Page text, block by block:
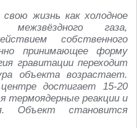
свою жизнь как холодное
межзвёздного газа,
собственного
принимающее форму
гравитации переходит
объекта возрастает.
достигает 15-20
термоядерные реакции и
Объект становится